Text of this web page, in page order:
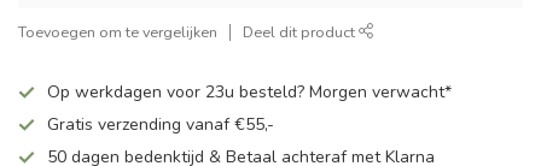
Toevoegen om te vergelijken Deel dit product
Op werkdagen voor 23u besteld? Morgen verwacht*
Gratis verzending vanaf €55,-
50 dagen bedenktijd & Betaal achteraf met Klarna